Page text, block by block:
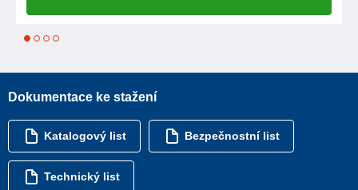
1 2 3
Dokumentace ke stažení
Katalogový list Bezpečnostní list
Technický list